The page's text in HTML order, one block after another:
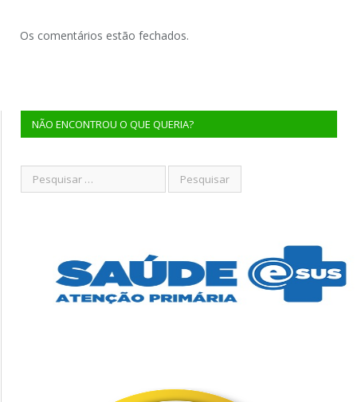
Os comentários estão fechados.
NÃO ENCONTROU O QUE QUERIA?